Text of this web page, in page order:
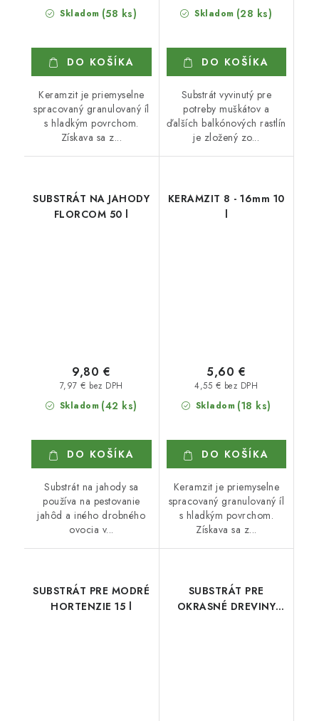
Skladom (58 ks)
DO KOŠÍKA
Keramzit je priemyselne
spracovaný granulovaný íl
s hladkým povrchom.
Získava sa z...
Skladom (28 ks)
DO KOŠÍKA
Substrát vyvinutý pre
potreby muškátov a
ďalších balkónových rastlín
je zložený zo...
SUBSTRÁT NA JAHODY
FLORCOM 50 l
Skladom (42 ks)
7,97 € bez DPH
9,80 €
DO KOŠÍKA
Substrát na jahody sa
používa na pestovanie
jahôd a iného drobného
ovocia v...
KERAMZIT 8 - 16mm 10
l
Skladom (18 ks)
4,55 € bez DPH
5,60 €
DO KOŠÍKA
Keramzit je priemyselne
spracovaný granulovaný íl
s hladkým povrchom.
Získava sa z...
SUBSTRÁT PRE MODRÉ
HORTENZIE 15 l
SUBSTRÁT PRE
OKRASNÉ DREVINY